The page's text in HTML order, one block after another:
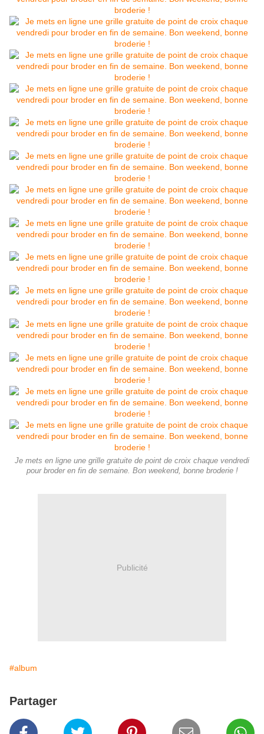
Je mets en ligne une grille gratuite de point de croix chaque vendredi
pour broder en fin de semaine. Bon weekend, bonne broderie !
Publicité
#album
Partager